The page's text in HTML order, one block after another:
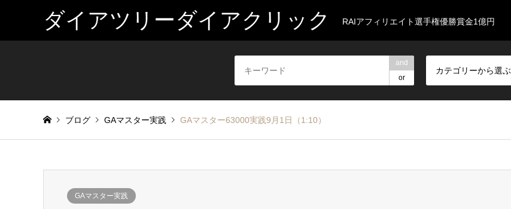
ダイアツリーダイアクリック RAIアフィリエイト選手権優勝賞金1億円
and
or
カテゴリーから選ぶ
ブログ GAマスター実践 GAマスター63000実践9月1日（1:10）
GAマスター実践